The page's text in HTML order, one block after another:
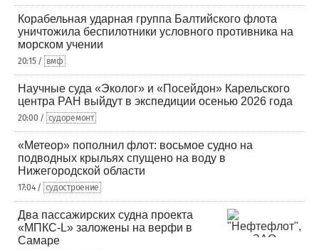
Корабельная ударная группа Балтийского флота
уничтожила беспилотники условного противника на
морском учении
20:15 / вмф
Научные суда «Эколог» и «Посейдон» Карельского
центра РАН выйдут в экспедиции осенью 2026 года
20:00 / судоремонт
«Метеор» пополнил флот: восьмое судно на
подводных крыльях спущено на воду в
Нижегородской области
17:04 / судостроение
Два пассажирских судна проекта
«МПКС-L» заложены на верфи в
Самаре